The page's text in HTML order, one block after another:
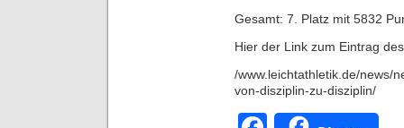
Gesamt: 7. Platz mit 5832
Hier der Link zum Eintrag
/www.leichtathletik.de/news/
von-disziplin-zu-disziplin/